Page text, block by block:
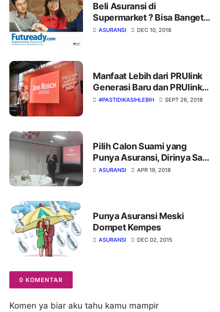
Beli Asuransi di
Supermarket ? Bisa Banget
Guys!
ASURANSI DEC 10, 2018
Manfaat Lebih dari PRUlink
Generasi Baru dan PRUlink
Syariah Generasi Baru
#PASTIDIKASIHLEBIH SEPT 26, 2018
Pilih Calon Suami yang
Punya Asuransi, Dirinya Saja
dilindungi Apalagi kamu !
ASURANSI APR 19, 2018
Punya Asuransi Meski
Dompet Kempes
ASURANSI DEC 02, 2015
0 KOMENTAR
Komen ya biar aku tahu kamu mampir